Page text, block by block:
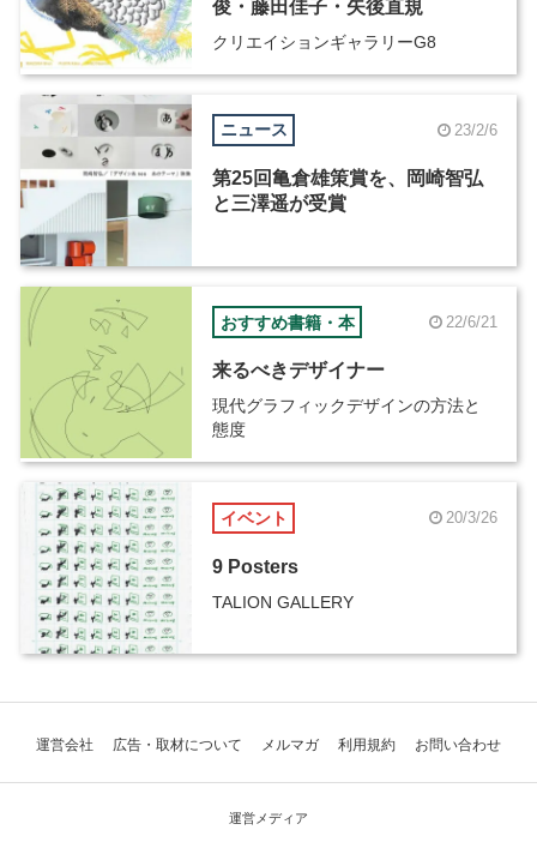
俊・藤田佳子・矢後直規
クリエイションギャラリーG8
ニュース 23/2/6
第25回亀倉雄策賞を、岡崎智弘
と三澤遥が受賞
おすすめ書籍・本 22/6/21
来るべきデザイナー
現代グラフィックデザインの方法と
態度
イベント 20/3/26
9 Posters
TALION GALLERY
運営会社 広告・取材について メルマガ 利用規約 お問い合わせ
運営メディア